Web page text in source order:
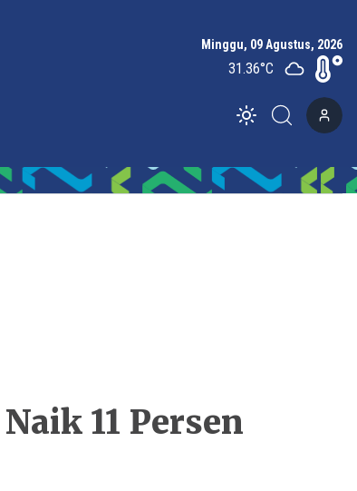
Minggu, 09 Agustus, 2026
31.36°C
Toggle theme
11 Persen